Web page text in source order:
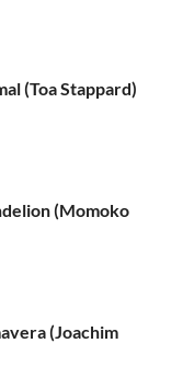
(Toa Stappard)
(Momoko
(Joachim